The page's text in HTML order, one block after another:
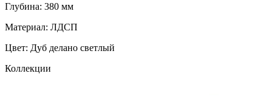
Глубина: 380 мм
Материал: ЛДСП
Цвет: Дуб делано светлый
Коллекции